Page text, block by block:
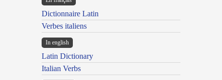
Dictionnaire Latin
Verbes italiens
In english
Latin Dictionary
Italian Verbs